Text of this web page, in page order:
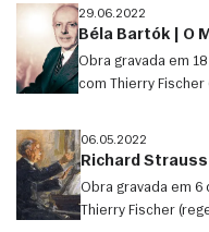
29.06.2022
Béla Bartók | O
Obra gravada em
com Thierry Fischer
06.05.2022
Richard Strauss
Obra gravada em 6
Thierry Fischer